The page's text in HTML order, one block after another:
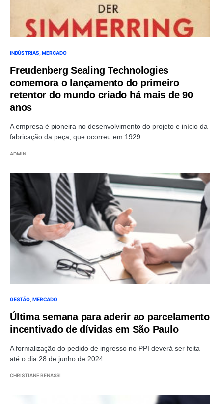
INDÚSTRIAS MERCADO
Freudenberg Sealing Technologies
comemora o lançamento do primeiro
retentor do mundo criado há mais de 90
anos
A empresa é pioneira no desenvolvimento do projeto e início da
fabricação da peça, que ocorreu em 1929
ADMIN
GESTÃO MERCADO
Última semana para aderir ao parcelamento
incentivado de dívidas em São Paulo
A formalização do pedido de ingresso no PPI deverá ser feita
até o dia 28 de junho de 2024
CHRISTIANE BENASSI